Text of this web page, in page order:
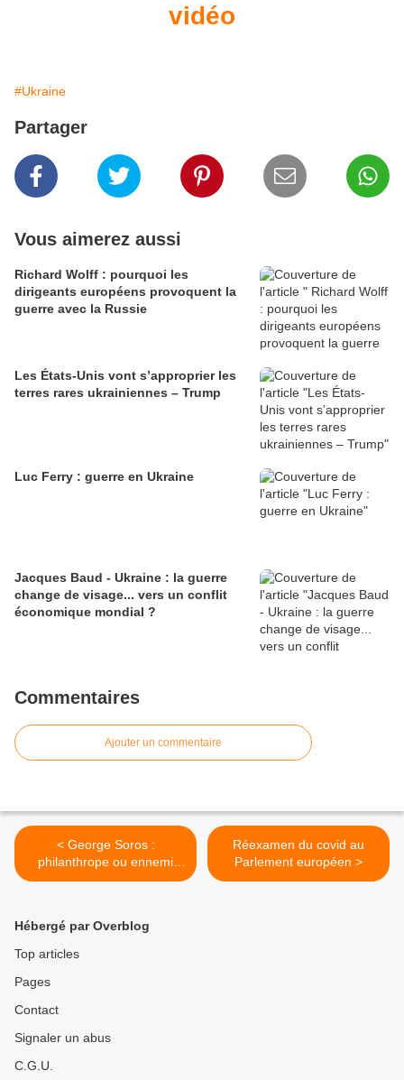
vidéo
#Ukraine
Partager
Vous aimerez aussi
Richard Wolff : pourquoi les
dirigeants européens provoquent la
guerre avec la Russie
Les États-Unis vont s’approprier les
terres rares ukrainiennes – Trump
Luc Ferry : guerre en Ukraine
Jacques Baud - Ukraine : la guerre
change de visage... vers un conflit
économique mondial ?
Commentaires
Ajouter un commentaire
< George Soros :
philanthrope ou ennemi
public ?!
Réexamen du covid au
Parlement européen >
Hébergé par Overblog
Top articles
Pages
Contact
Signaler un abus
C.G.U.